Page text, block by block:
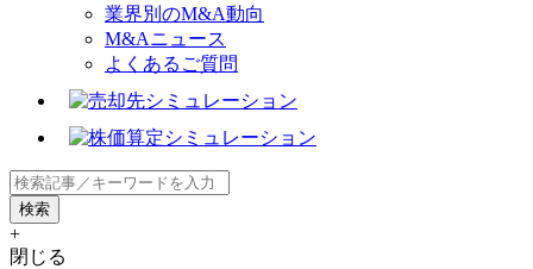
業界別のM&A動向
M&Aニュース
よくあるご質問
+
閉じる